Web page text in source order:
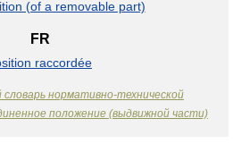
(of a removable part)
FR
raccordée
словарь нормативно-технической
положение (выдвижной части)